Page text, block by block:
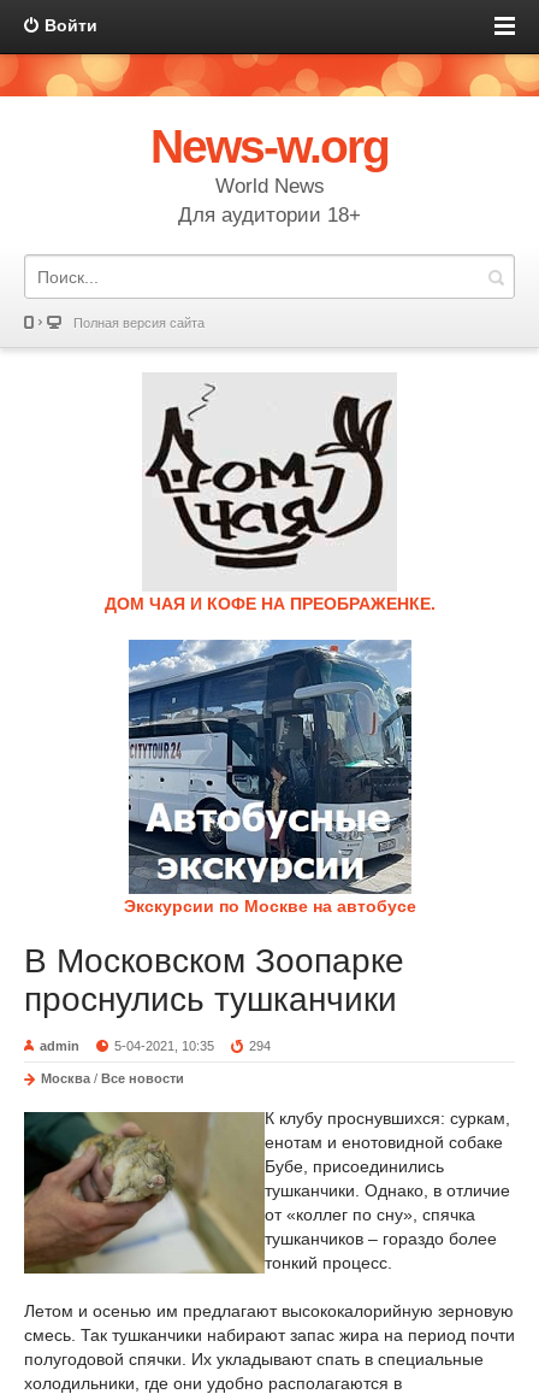
Войти
News-w.org
World News
Для аудитории 18+
Полная версия сайта
ДОМ ЧАЯ И КОФЕ НА ПРЕОБРАЖЕНКЕ.
Экскурсии по Москве на автобусе
В Московском Зоопарке
проснулись тушканчики
admin 5-04-2021, 10:35 294
Москва / Все новости
К клубу проснувшихся: суркам,
енотам и енотовидной собаке
Бубе, присоединились
тушканчики. Однако, в отличие
от «коллег по сну», спячка
тушканчиков – гораздо более
тонкий процесс.
Летом и осенью им предлагают высококалорийную зерновую
смесь. Так тушканчики набирают запас жира на период почти
полугодовой спячки. Их укладывают спать в специальные
холодильники, где они удобно располагаются в